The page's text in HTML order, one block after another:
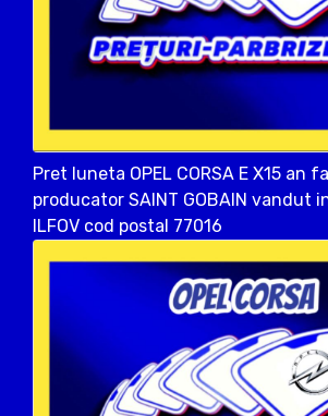
Pret luneta OPEL CORSA E X15 an
producator SAINT GOBAIN vandut in
ILFOV cod postal 77016